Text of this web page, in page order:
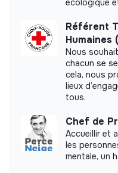
Rédaction des
4/GESTION DE LA
PUBLICATION
Qualifier les besoins
par les offres de
services concernés
Opérer un suivi des
Publication d’offres
responsables
Website
persons
Impact study
1000 cafés -
communicate its
écologique
Référent
Humaines
Nous
chacun se
cela, nous
lieux
tous.
Chef de
Accueillir et
les
mentale, un